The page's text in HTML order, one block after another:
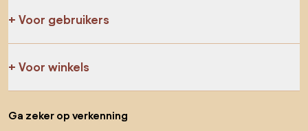
Voor gebruikers
Voor winkels
Ga zeker op verkenning